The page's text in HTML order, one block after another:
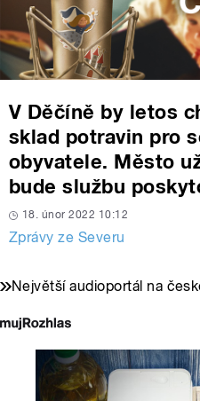
V Děčíně by letos
sklad potravin pro
obyvatele. Město
bude službu
18. únor 2022 10:12
Zprávy ze Severu
Největší audioportál na